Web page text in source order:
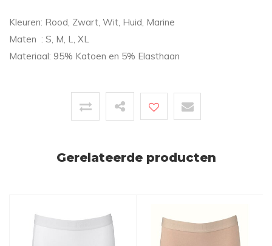
Kleuren: Rood, Zwart, Wit, Huid, Marine
Maten : S, M, L, XL
Materiaal: 95% Katoen en 5% Elasthaan
Gerelateerde producten